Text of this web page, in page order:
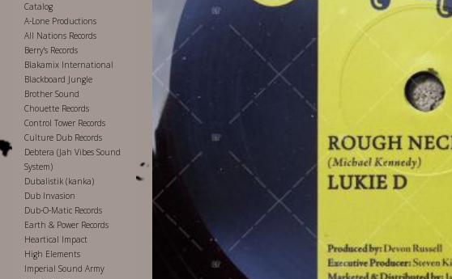
Catalog
A-Lone Productions
All Nations Records
Berry's Records
Blakamix International
Blackboard Jungle
Brother Sound
Chouette Records
Control Tower Records
Culture Dub Records
Debtera (Jah Vibes Sound
System)
Dubalistik (kanka)
Dub Invasion
Dub-O-Matic Records
Earth & Power Records
Heartical Impact
High Elements
Imperial Sound Army